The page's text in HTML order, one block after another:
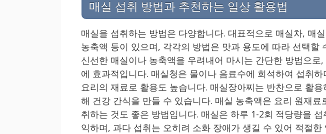
매실 섭취 방법과 추천하는 일상 활용법
매실을 섭취하는 방법은 다양합니다. 대표적으로 매실차, 매
농축액 등이 있으며, 각각의 방법은 맛과 용도에 따라 선택할
신선한 매실이나 농축액을 우려내어 마시는 간단한 방법으로
에 효과적입니다. 매실청은 물이나 음료수에 희석하여 섭취
요리의 재료로 활용도 높습니다. 매실장아찌는 반찬으로 활
해 건강 간식을 만들 수 있습니다. 매실 농축액은 요리 원재료
취하는 것도 좋은 방법입니다. 매실은 하루 1-2회 적당량을
익하며, 과다 섭취는 오히려 소화 장애가 생길 수 있어 적절한